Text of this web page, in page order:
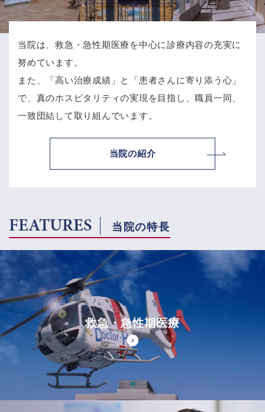
当院は、救急・急性期医療を中心に診療内容の充実に
努めています。
また、「高い治療成績」と「患者さんに寄り添う心」
で、 真のホスピタリティの実現を目指し、職員一同、
一致団結して取り組んでいます。
当院の紹介
FEATURES 当院の特長
救急・急性期医療